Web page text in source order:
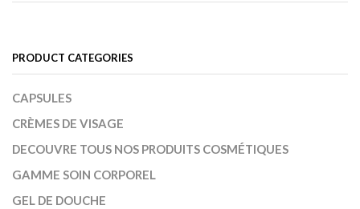
PRODUCT CATEGORIES
CAPSULES
CRÈMES DE VISAGE
DECOUVRE TOUS NOS PRODUITS COSMÉTIQUES
GAMME SOIN CORPOREL
GEL DE DOUCHE